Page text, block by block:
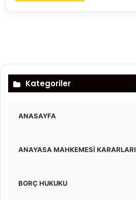
Kategoriler
ANASAYFA
ANAYASA MAHKEMESİ KARARLARI
BORÇ HUKUKU